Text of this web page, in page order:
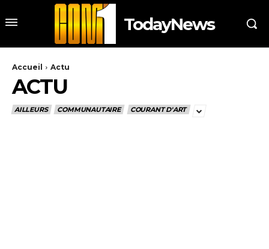
TodayNews
Accueil Actu
ACTU
AILLEURS COMMUNAUTAIRE COURANT D'ART